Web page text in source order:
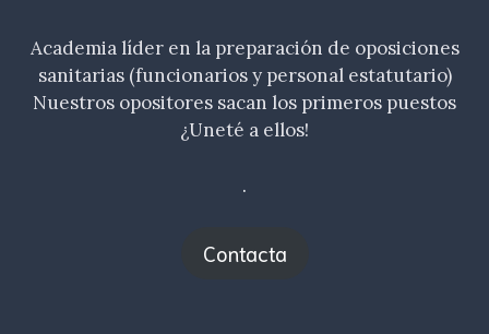
Academia líder en la preparación de oposiciones
sanitarias (funcionarios y personal estatutario)
Nuestros opositores sacan los primeros puestos
¿Uneté a ellos!
.
Contacta